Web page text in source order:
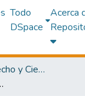
Todo
DSpace
Acerca
Facultad de Derecho y Ciencias Políticas
de la provincia de Ica, 2023